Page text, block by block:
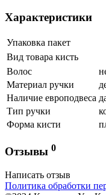
Характеристики
Упаковка пакет
Вид товара кисть
Волос
Материал ручки
Наличие европодвеса
Тип ручки
Форма кисти
Отзывы 0
Написать отзыв
Политика обработки